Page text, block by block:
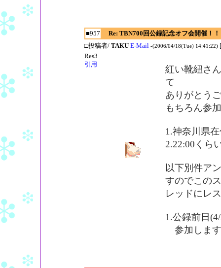
■957 Re: TBN700回公録記念オフ会開催！！
□投稿者/ TAKU E-Mail -(2006/04/18(Tue) 14:41:22)
Res3
引用
紅い靴紐さ
て
ありがとう
もちろん参
1.神奈川県
2.22:00くら
以下別件ア
すのでこのス
レッドにレ
1.公録前日
参加します